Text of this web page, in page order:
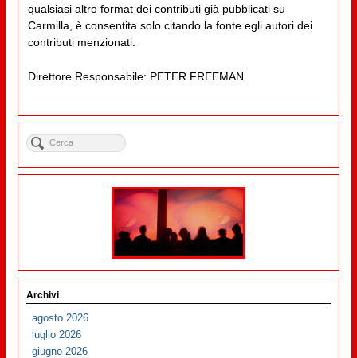
qualsiasi altro format dei contributi già pubblicati su
Carmilla, è consentita solo citando la fonte egli autori dei
contributi menzionati.
Direttore Responsabile: PETER FREEMAN
Archivi
agosto 2026
luglio 2026
giugno 2026